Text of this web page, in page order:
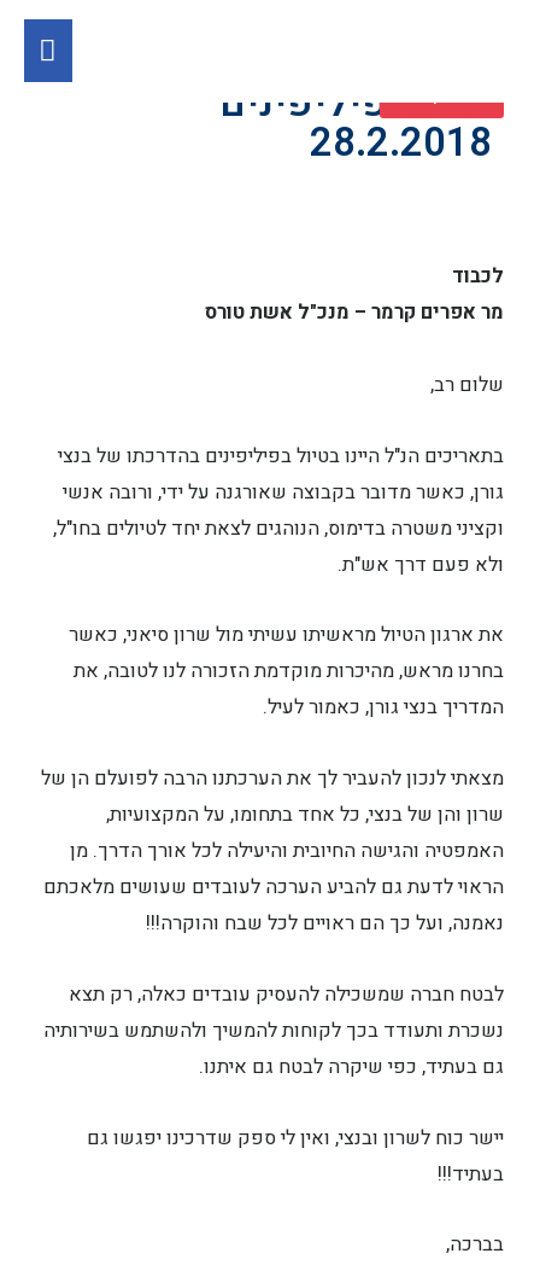
טיול לפיליפינים
28.2.2018
לכבוד
מר אפרים קרמר – מנכ"ל אשת טורס
שלום רב,
בתאריכים הנ"ל היינו בטיול בפיליפינים בהדרכתו של בנצי
גורן, כאשר מדובר בקבוצה שאורגנה על ידי, ורובה אנשי
וקציני משטרה בדימוס, הנוהגים לצאת יחד לטיולים בחו"ל,
ולא פעם דרך אש"ת.
את ארגון הטיול מראשיתו עשיתי מול שרון סיאני, כאשר
בחרנו מראש, מהיכרות מוקדמת הזכורה לנו לטובה, את
המדריך בנצי גורן, כאמור לעיל.
מצאתי לנכון להעביר לך את הערכתנו הרבה לפועלם הן של
שרון והן של בנצי, כל אחד בתחומו, על המקצועיות,
האמפטיה והגישה החיובית והיעילה לכל אורך הדרך. מן
הראוי לדעת גם להביע הערכה לעובדים שעושים מלאכתם
נאמנה, ועל כך הם ראויים לכל שבח והוקרה!!!
לבטח חברה שמשכילה להעסיק עובדים כאלה, רק תצא
נשכרת ותעודד בכך לקוחות להמשיך ולהשתמש בשירותיה
גם בעתיד, כפי שיקרה לבטח גם איתנו.
יישר כוח לשרון ובנצי, ואין לי ספק שדרכינו יפגשו גם
בעתיד!!!
בברכה,